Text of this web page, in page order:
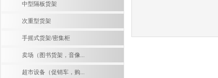
中型隔板货架
次重型货架
手摇式货架/密集柜
卖场（图书货架，音像...
超市设备（促销车，购...